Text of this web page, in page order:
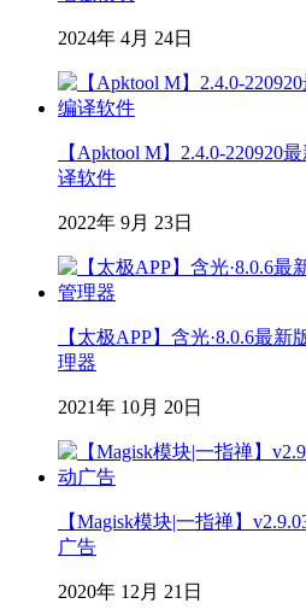
2024年 4月 24日
【Apktool M】2.4.0-220920
译软件
2022年 9月 23日
【太极APP】含光·8.0.6最
理器
2021年 10月 20日
【Magisk模块|一指禅】
广告
2020年 12月 21日